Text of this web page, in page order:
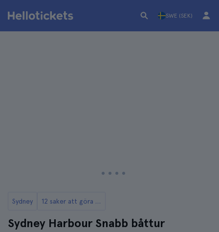
SWE (SEK)
Sydney 12 saker att göra i Sydney
Sydney Harbour Snabb båttur